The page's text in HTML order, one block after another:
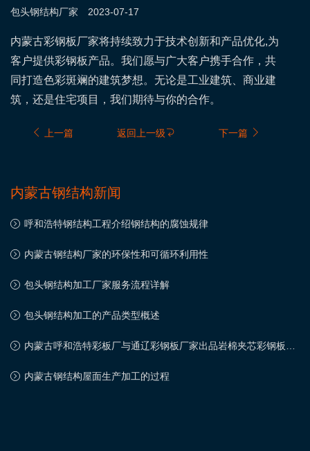
包头钢结构厂家 2023-07-17
内蒙古彩钢板厂家将持续致力于技术创新和产品优化,为
客户提供彩钢板产品。我们愿与广大客户携手合作，共
同打造色彩斑斓的建筑梦想。无论是工业建筑、商业建
筑，还是住宅项目，我们期待与你的合作。
上一篇 返回上一级 下一篇
内蒙古钢结构新闻
呼和浩特钢结构工程介绍钢结构的腐蚀规律
内蒙古钢结构厂家的环保性和可循环利用性
包头钢结构加工厂家服务流程详解
包头钢结构加工的产品类型概述
内蒙古呼和浩特彩板厂与通辽彩钢板厂家出品岩棉夹芯彩钢板优
内蒙古钢结构屋面生产加工的过程